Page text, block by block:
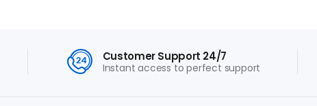
Customer Support 24/7
Instant access to perfect support